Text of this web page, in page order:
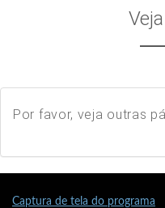
Por favor, veja outras
Captura de tela do programa